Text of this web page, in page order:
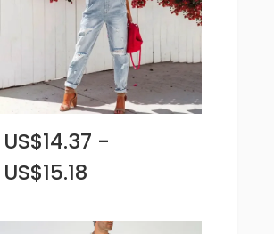
US$14.37 -
US$15.18